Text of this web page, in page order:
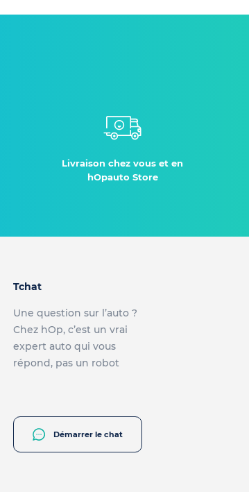
Livraison chez vous et en
hOpauto Store
Tchat
Une question sur l’auto ?
Chez hOp, c’est un vrai
expert auto qui vous
répond, pas un robot
Démarrer le chat